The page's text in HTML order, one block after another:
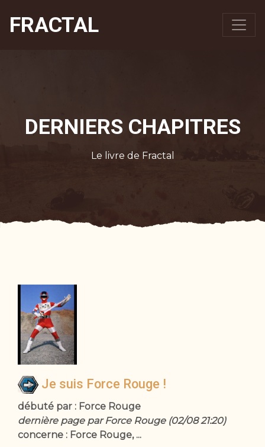
FRACTAL
DERNIERS CHAPITRES
Le livre de Fractal
Je suis Force Rouge !
débuté par : Force Rouge
dernière page par Force Rouge (02/08 21:20)
concerne : Force Rouge, ...